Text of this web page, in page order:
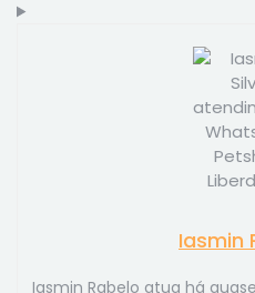
Iasmin
Iasmin Rabelo atua há